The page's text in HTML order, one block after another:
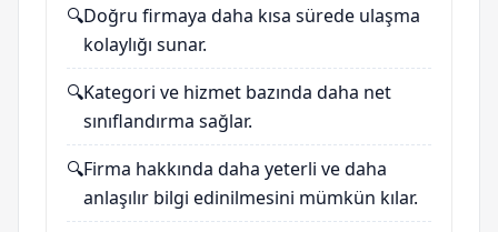
🔍Doğru firmaya daha kısa sürede ulaşma
kolaylığı sunar.
🔍Kategori ve hizmet bazında daha net
sınıflandırma sağlar.
🔍Firma hakkında daha yeterli ve daha
anlaşılır bilgi edinilmesini mümkün kılar.